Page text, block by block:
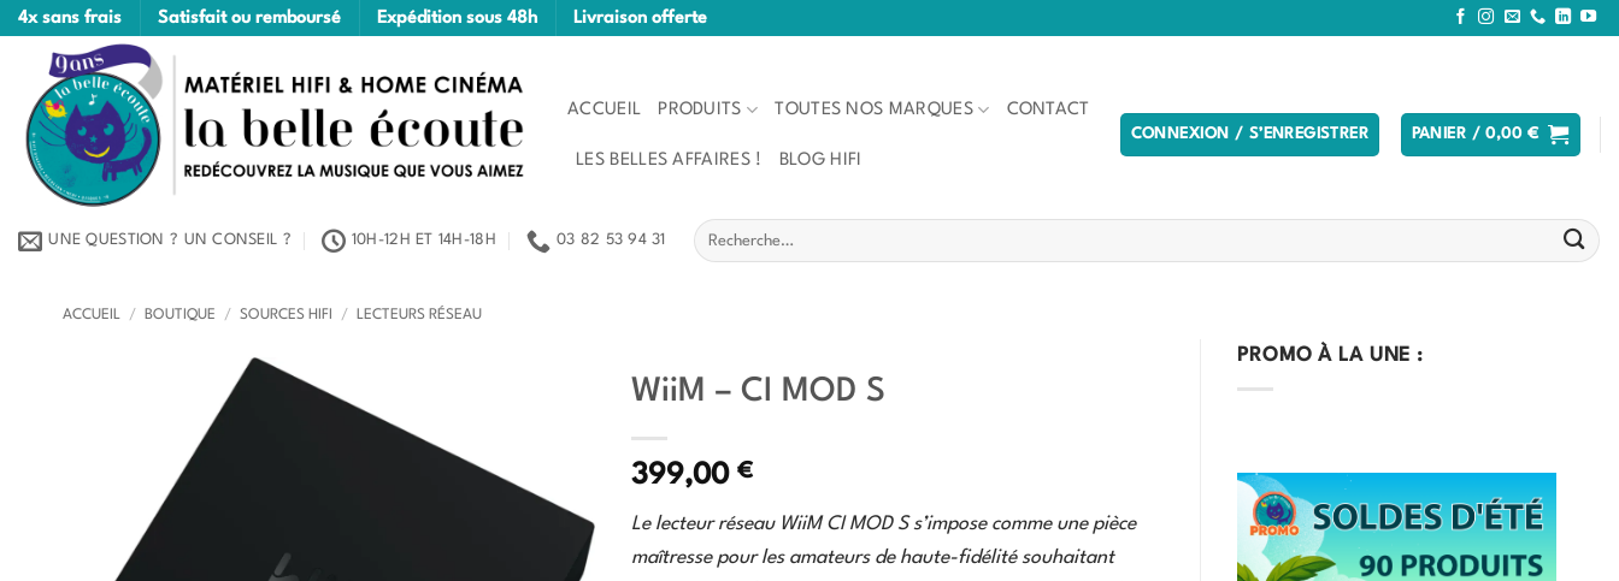
Passer
contenu
4x sans frais Satisfait ou remboursé Expédition sous 48h Livraison offerte
ACCUEIL PRODUITS TOUTES NOS MARQUES CONTACT
LES BELLES AFFAIRES ! BLOG HIFI
CONNEXION / S’ENREGISTRER PANIER /0,00 €
UNE QUESTION ? UN CONSEIL ? 10H-12H ET 14H-18H 03 82 53 94 31
Recherche
pour :
ACCUEIL / BOUTIQUE / SOURCES HIFI / LECTEURS RÉSEAU
PROMO À LA UNE :
WiiM – CI MOD S
399,00 €
Le lecteur réseau WiiM CI MOD S s’impose comme une pièce
maîtresse pour les amateurs de haute-fidélité souhaitant